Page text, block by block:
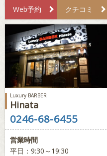
Web予約 クチコミ
Luxury BARBER
Hinata
0246-68-6455
営業時間
平日：9:30～19:30